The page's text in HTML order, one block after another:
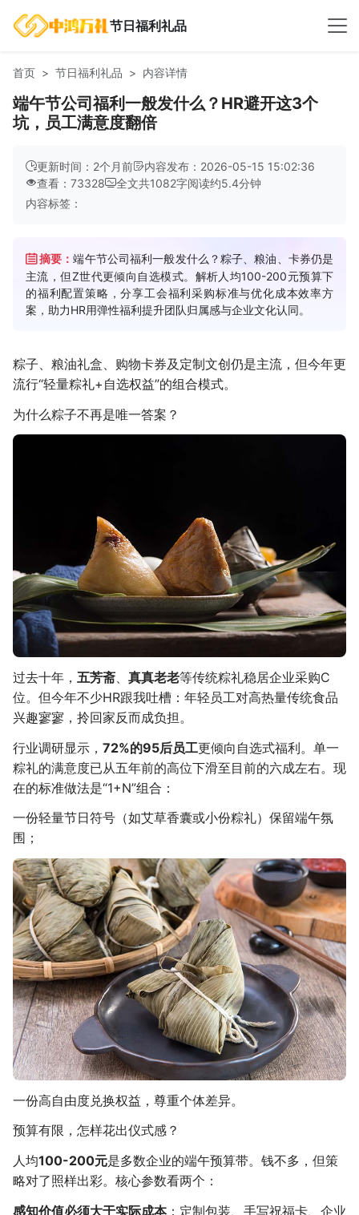
节日福利礼品
首页 节日福利礼品 内容详情
端午节公司福利一般发什么？HR避开这3个
坑，员工满意度翻倍
更新时间：2个月前
内容发布：2026-05-15 15:02:36
查看：73328
全文共1082字阅读约5.4分钟
内容标签：
摘要：端午节公司福利一般发什么？粽子、粮油、卡券仍是
主流，但Z世代更倾向自选模式。解析人均100-200元预算下
的福利配置策略，分享工会福利采购标准与优化成本效率方
案，助力HR用弹性福利提升团队归属感与企业文化认同。
粽子、粮油礼盒、购物卡券及定制文创仍是主流，但今年更
流行“轻量粽礼+自选权益”的组合模式。
为什么粽子不再是唯一答案？
过去十年， 五芳斋 真真老老等传统粽礼稳居企业采购C
位。但今年不少HR跟我吐槽：年轻员工对高热量传统食品
兴趣寥寥，拎回家反而成负担。
行业调研显示， 72%的95后员工更倾向自选式福利。单一
粽礼的满意度已从五年前的高位下滑至目前的六成左右。现
在的标准做法是“1+N”组合：
一份轻量节日符号（如艾草香囊或小份粽礼）保留端午氛
围；
一份高自由度兑换权益，尊重个体差异。
预算有限，怎样花出仪式感？
人均100-200元是多数企业的端午预算带。钱不多，但策
略对了照样出彩。核心参数看两个：
感知价值必须大于实际成本：定制包装、手写祝福卡、企业